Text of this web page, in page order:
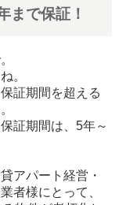
まで保証！
。
証期間を超える
証期間は、5年～
アパート経営・
者様にとって、